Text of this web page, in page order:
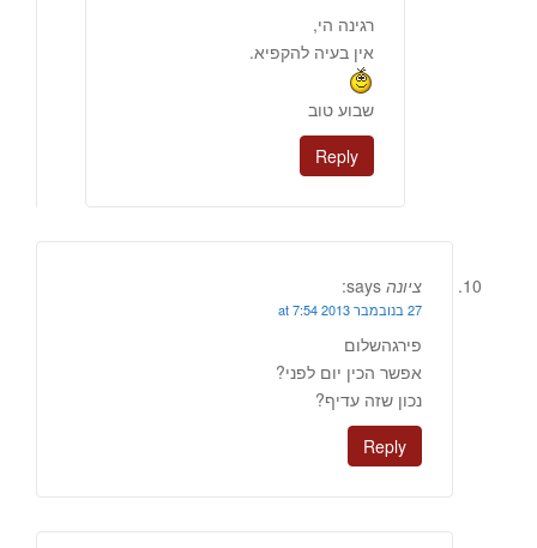
רגינה הי,
אין בעיה להקפיא.
שבוע טוב
Reply
ציונה says:
27 בנובמבר 2013 at 7:54
פירגהשלום
אפשר הכין יום לפני?
נכון שזה עדיף?
Reply